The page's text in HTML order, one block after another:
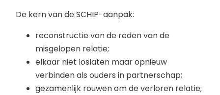
De kern van de SCHIP-aanpak:
reconstructie van de reden van de
misgelopen relatie;
elkaar niet loslaten maar opnieuw
verbinden als ouders in partnerschap;
gezamenlijk rouwen om de verloren relatie;